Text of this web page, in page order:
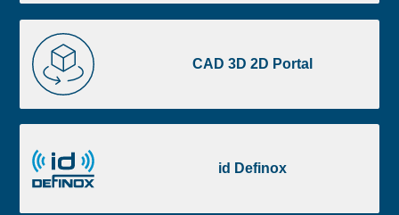
CAD 3D 2D Portal
CAD
3D
2D
Portal
id Definox
Definox